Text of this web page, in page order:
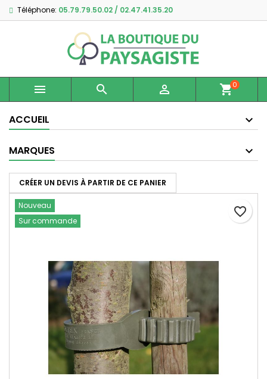
Téléphone: 05.79.79.50.02 / 02.47.41.35.20
   shopping_cart0
ACCUEIL
MARQUES
CRÉER UN DEVIS À PARTIR DE CE PANIER
favorite_border
Nouveau
Sur commande
Ajouter à ma liste d'envies ×
Créer une nouvelle liste
Créer une liste d'envies ×
Nom de la liste d'envies
Connexion ×
Vous devez être connecté pour ajouter des produits
à votre liste d'envies.
Annuler Connexion